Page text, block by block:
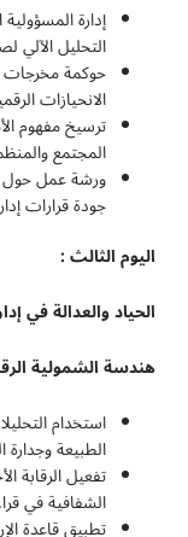
إدارة
التحليل الآلي
حوكمة مخرجات
الانحيازات
ترسيخ مفهوم
المجتمع
ورشة عمل حول
جودة قرارات
اليوم الثالث :
الحياد والعدالة في
هندسة الشمولية
استخدام
الطبيعة وجدارة
تفعيل الرقابة
الشفافية في
تطبيق قاعدة